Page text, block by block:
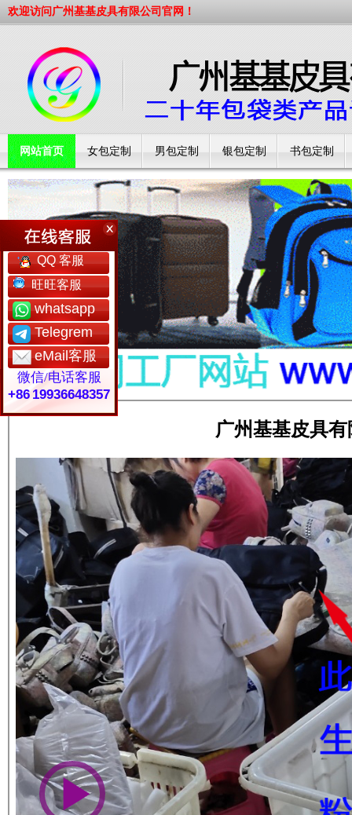
欢迎访问广州基基皮具有限公司官网！
网站首页 女包定制 男包定制 银包定制 书包定制
工厂简介
QQ 客服
旺旺客服
whatsapp
Telegrem
eMail客服
微信/电话客服
+86 19936648357